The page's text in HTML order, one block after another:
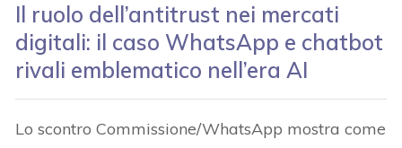
Il ruolo dell’antitrust nei mercati
digitali: il caso WhatsApp e chatbot
rivali emblematico nell’era AI
Lo scontro Commissione/WhatsApp mostra come